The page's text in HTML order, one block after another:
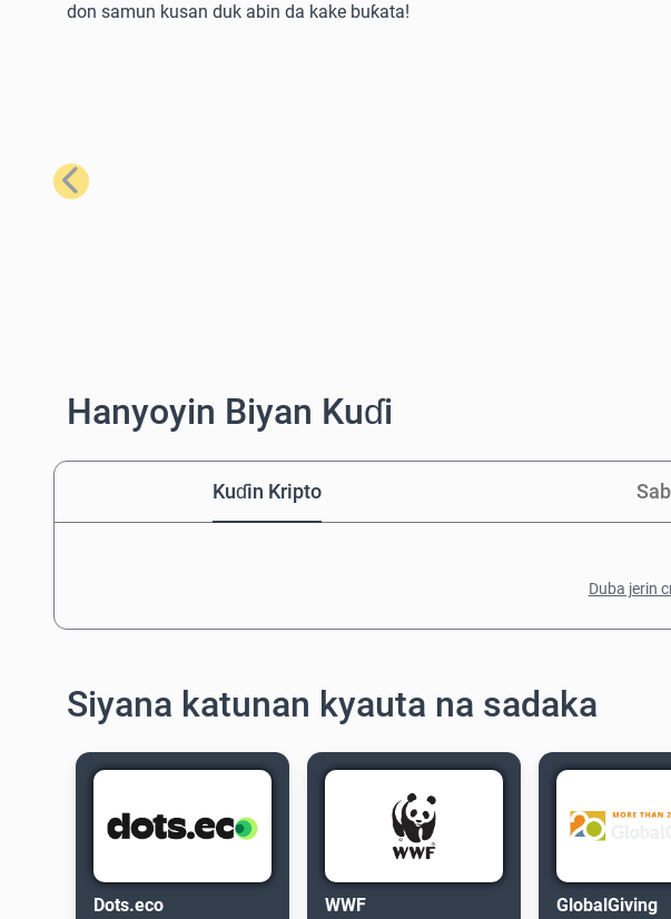
don samun kusan duk abin da kake buƙata!
Na Baya
Hanyoyin Biyan Kuɗi
Kuɗin Kripto
Duba jerin
Siyana katunan kyauta na sadaka
Dots.eco WWF GlobalGiving